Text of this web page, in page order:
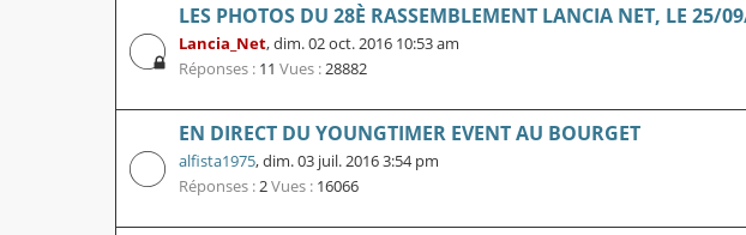
LES PHOTOS DU 28È RASSEMBLEMENT LANCIA NET, LE 25/
Lancia_Net,dim. 02 oct. 2016 10:53 am
Réponses : 11 Vues : 28882
EN DIRECT DU YOUNGTIMER EVENT AU BOURGET
alfista1975,dim. 03 juil. 2016 3:54 pm
Réponses : 2Vues : 16066